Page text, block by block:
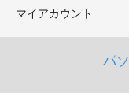
マイアカウント
パ